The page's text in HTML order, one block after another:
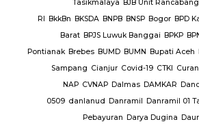
Tasikmalaya BJB Unit
RI BkkBn BKSDA BNPB BNSP Bogor BPD
Barat BPJS Luwuk Banggai BPKP
Pontianak Brebes BUMD BUMN Bupati Aceh
Sampang Cianjur Covid-19 CTKI
NAP CVNAP Dalmas DAMKAR
0509 danlanud Danramil Danramil 01
Pebayuran Darya Dugina